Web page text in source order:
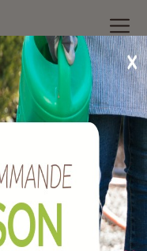
de récolte/Ecarteur sur